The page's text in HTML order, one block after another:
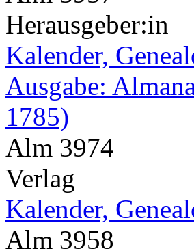
Herausgeber:in
Kalender,
Ausgabe:
1785)
Alm 3974
Verlag
Kalender,
Alm 3958